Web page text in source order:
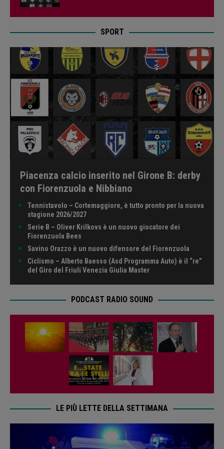
SPORT
Piacenza calcio inserito nel Girone B: derby
con Fiorenzuola e Nibbiano
Tennistavolo – Cortemaggiore, è tutto pronto per la nuova
stagione 2026/2027
Serie B – Oliver Krilkovs è un nuovo giocatore dei
Fiorenzuola Bees
Savino Orazzo è un nuovo difensore del Fiorenzuola
Ciclismo – Alberto Baesso (Asd Programma Auto) è il “re”
del Giro del Friuli Venezia Giulia Master
PODCAST RADIO SOUND
LE PIÙ LETTE DELLA SETTIMANA